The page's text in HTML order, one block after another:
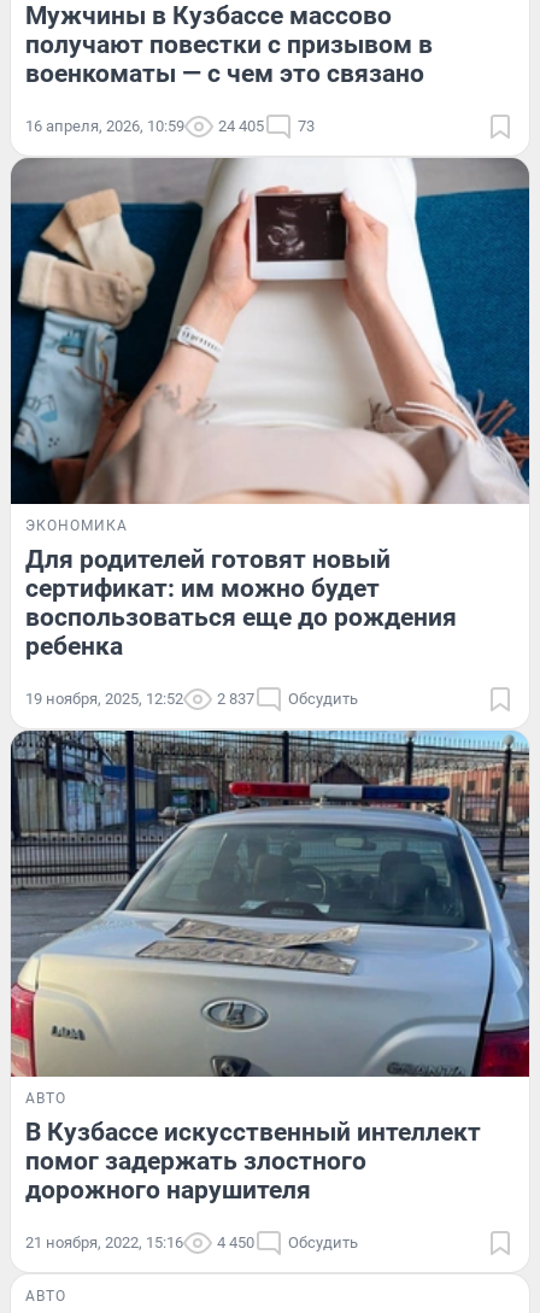
Мужчины в Кузбассе массово
получают повестки с призывом в
военкоматы — с чем это связано
16 апреля, 2026, 10:59 24 405 73
ЭКОНОМИКА
Для родителей готовят новый
сертификат: им можно будет
воспользоваться еще до рождения
ребенка
19 ноября, 2025, 12:52 2 837 Обсудить
АВТО
В Кузбассе искусственный интеллект
помог задержать злостного
дорожного нарушителя
21 ноября, 2022, 15:16 4 450 Обсудить
АВТО